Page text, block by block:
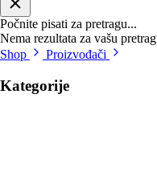
Počnite pisati za pretragu...
Nema rezultata za vašu
Shop
Proizvođači
Kategorije